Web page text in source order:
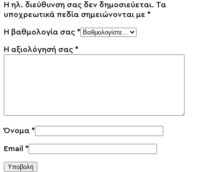
Η ηλ. διεύθυνση σας δεν δημοσιεύεται. Τα
υποχρεωτικά πεδία σημειώνονται με *
Η βαθμολογία σας *
Η αξιολόγησή σας *
Όνομα *
Email *
Υποβολή